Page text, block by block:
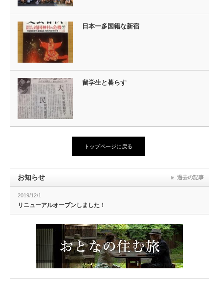
日本一多国籍な新宿
留学生と暮らす
トップページに戻る
お知らせ
2019/12/1
リニューアルオープンしました！
過去の記事